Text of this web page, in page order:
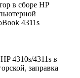
в сборе HP
4311s
4310s/4311s в
заправка